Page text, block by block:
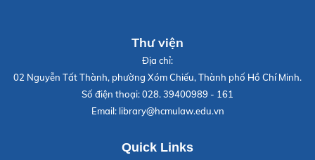
Thư viện
Địa chỉ:
02 Nguyễn Tất Thành, phường Xóm Chiếu, Thành phố Hồ Chí Minh.
Số điện thoại:028. 39400989 - 161
Email: library@hcmulaw.edu.vn
Quick Links